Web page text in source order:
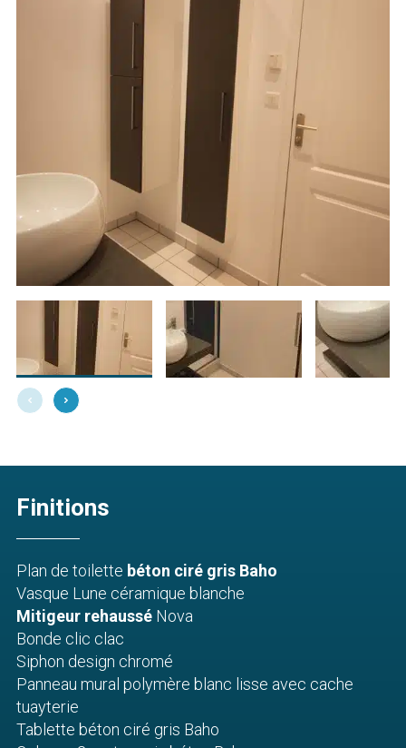
Finitions
Plan de toilette béton ciré gris Baho
Vasque Lune céramique blanche
Mitigeur rehaussé Nova
Bonde clic clac
Siphon design chromé
Panneau mural polymère blanc lisse avec cache
tuayterie
Tablette béton ciré gris Baho